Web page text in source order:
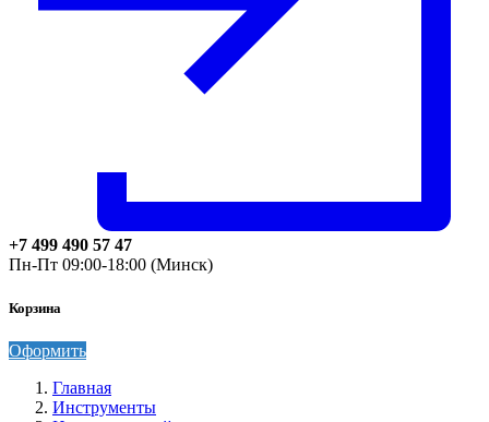
+7 499 490 57 47
Пн-Пт 09:00-18:00 (Минск)
Корзина
Оформить
Главная
Инструменты